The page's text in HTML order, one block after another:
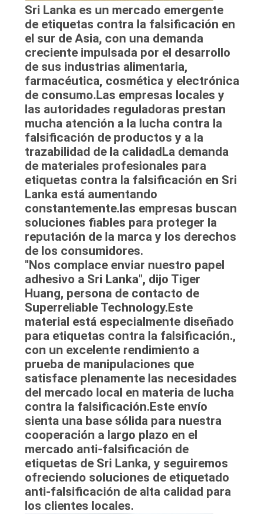
Sri Lanka es un mercado emergente
de etiquetas contra la falsificación en
el sur de Asia, con una demanda
creciente impulsada por el desarrollo
de sus industrias alimentaria,
farmacéutica, cosmética y electrónica
de consumo.Las empresas locales y
las autoridades reguladoras prestan
mucha atención a la lucha contra la
falsificación de productos y a la
trazabilidad de la calidadLa demanda
de materiales profesionales para
etiquetas contra la falsificación en Sri
Lanka está aumentando
constantemente.las empresas buscan
soluciones fiables para proteger la
reputación de la marca y los derechos
de los consumidores.
"Nos complace enviar nuestro papel
adhesivo a Sri Lanka", dijo Tiger
Huang, persona de contacto de
Superreliable Technology.Este
material está especialmente diseñado
para etiquetas contra la falsificación.,
con un excelente rendimiento a
prueba de manipulaciones que
satisface plenamente las necesidades
del mercado local en materia de lucha
contra la falsificación.Este envío
sienta una base sólida para nuestra
cooperación a largo plazo en el
mercado anti-falsificación de
etiquetas de Sri Lanka, y seguiremos
ofreciendo soluciones de etiquetado
anti-falsificación de alta calidad para
los clientes locales.